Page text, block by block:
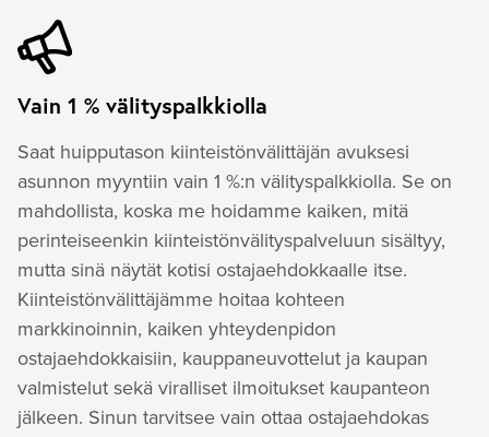
Vain 1 % välityspalkkiolla
Saat huipputason kiinteistönvälittäjän avuksesi
asunnon myyntiin vain 1 %:n välityspalkkiolla. Se on
mahdollista, koska me hoidamme kaiken, mitä
perinteiseenkin kiinteistönvälityspalveluun sisältyy,
mutta sinä näytät kotisi ostajaehdokkaalle itse.
Kiinteistönvälittäjämme hoitaa kohteen
markkinoinnin, kaiken yhteydenpidon
ostajaehdokkaisiin, kauppaneuvottelut ja kaupan
valmistelut sekä viralliset ilmoitukset kaupanteon
jälkeen. Sinun tarvitsee vain ottaa ostajaehdokas